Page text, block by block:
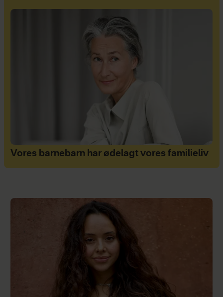
Vores barnebarn har ødelagt vores familieliv